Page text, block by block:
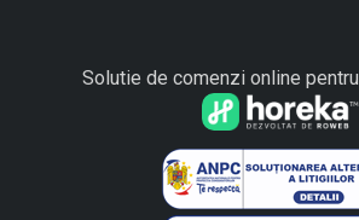
Solutie de comenzi online